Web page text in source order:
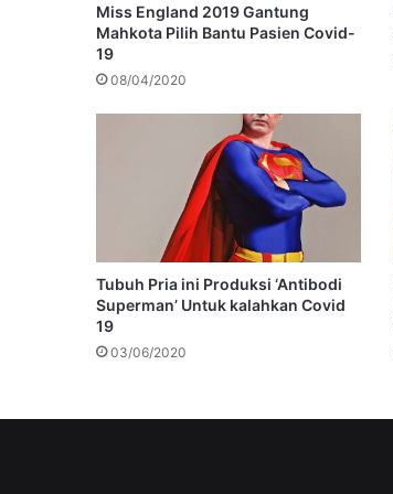
Miss England 2019 Gantung
Mahkota Pilih Bantu Pasien Covid-
19
08/04/2020
Tubuh Pria ini Produksi ‘Antibodi
Superman’ Untuk kalahkan Covid
19
03/06/2020